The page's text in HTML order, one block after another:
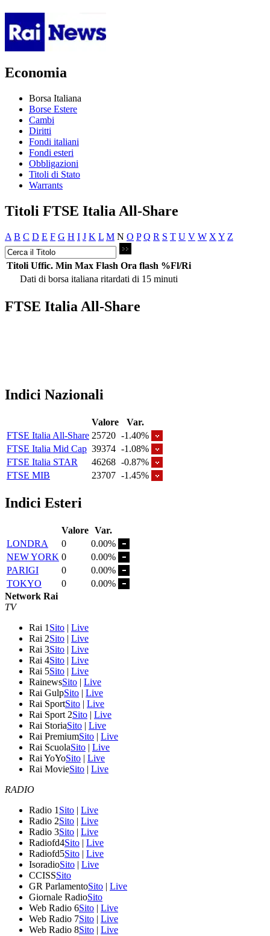
Economia
Borsa Italiana
Borse Estere
Cambi
Diritti
Fondi italiani
Fondi esteri
Obbligazioni
Titoli di Stato
Warrants
Titoli FTSE Italia All-Share
A B C D E F G H I J K L M N O P Q R S T U V W X Y Z
Titoli Uffic. Min Max Flash Ora flash %Fl/Ri
Dati di borsa italiana ritardati di 15 minuti
FTSE Italia All-Share
Indici Nazionali
Valore
Var.
FTSE Italia All-Share 25720 -1.40%
FTSE Italia Mid Cap 39374 -1.08%
FTSE Italia STAR
46268 -0.87%
FTSE MIB
23707 -1.45%
Indici Esteri
Valore Var.
LONDRA
0
0.00%
NEW YORK 0
0.00%
PARIGI
0
0.00%
TOKYO
0
0.00%
Network Rai
TV
Rai 1 Sito | Live
Rai 2Sito | Live
Rai 3Sito | Live
Rai 4Sito | Live
Rai 5Sito | Live
RainewsSito | Live
Rai GulpSito | Live
Rai SportSito | Live
Rai Sport 2Sito | Live
Rai StoriaSito | Live
Rai PremiumSito | Live
Rai ScuolaSito | Live
Rai YoYoSito | Live
Rai MovieSito | Live
RADIO
Radio 1 Sito | Live
Radio 2Sito | Live
Radio 3Sito | Live
Radiofd4Sito | Live
Radiofd5Sito | Live
IsoradioSito | Live
CCISSSito
GR ParlamentoSito | Live
Giornale RadioSito
Web Radio 6Sito | Live
Web Radio 7Sito | Live
Web Radio 8Sito | Live